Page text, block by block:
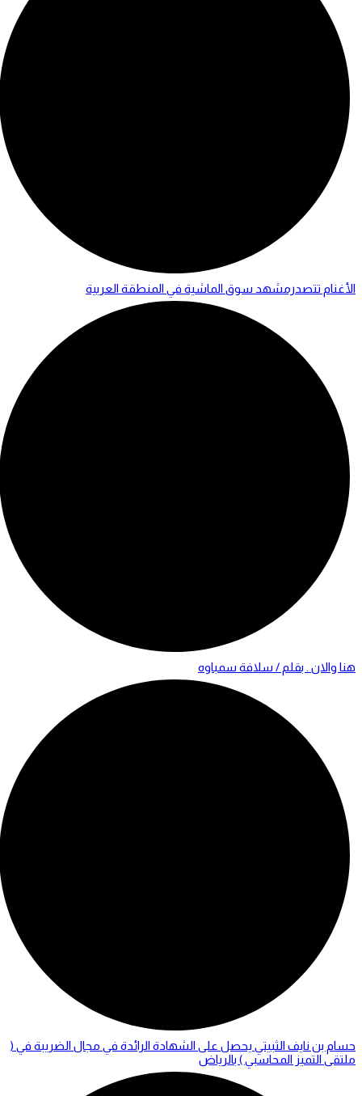
الأغنام تتصدرمشهد سوق الماشية في المنطقة العربية
هنا والان . بقلم / سلافة سمباوه
حسام بن نايف الثبيتي يحصل على الشهادة الرائدة في مجال الضريبة في (
ملتقى التميز المحاسبي ) بالرياض